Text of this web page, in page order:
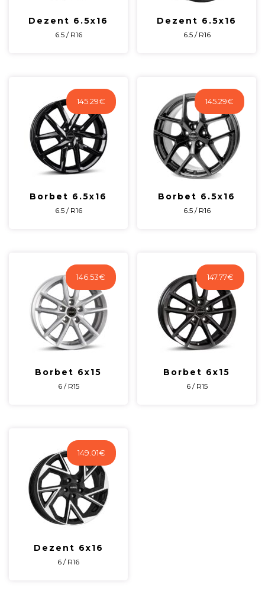
Dezent 6.5x16
6.5 / R16
Dezent 6.5x16
6.5 / R16
145.29€
Borbet 6.5x16
6.5 / R16
145.29€
Borbet 6.5x16
6.5 / R16
146.53€
Borbet 6x15
6 / R15
147.77€
Borbet 6x15
6 / R15
149.01€
Dezent 6x16
6 / R16